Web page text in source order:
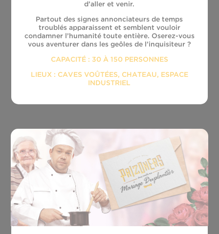
d’aller et venir.
Partout des signes annonciateurs de temps
troublés apparaissent et semblent vouloir
condamner l’humanité toute entière. Oserez-­vous
vous aventurer dans les geôles de l’inquisiteur ?
CAPACITÉ : 30 À 150 PERSONNES
LIEUX : CAVES VOÛTÉES, CHATEAU, ESPACE
INDUSTRIEL